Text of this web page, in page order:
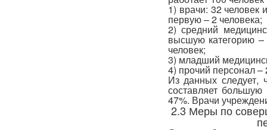
1) врачи: 32
первую – 2 человека;
2) средний
высшую категорию
человек;
3) младший
4) прочий персонал –
Из данных следует,
составляет
47%. Врачи
2.3 Меры по